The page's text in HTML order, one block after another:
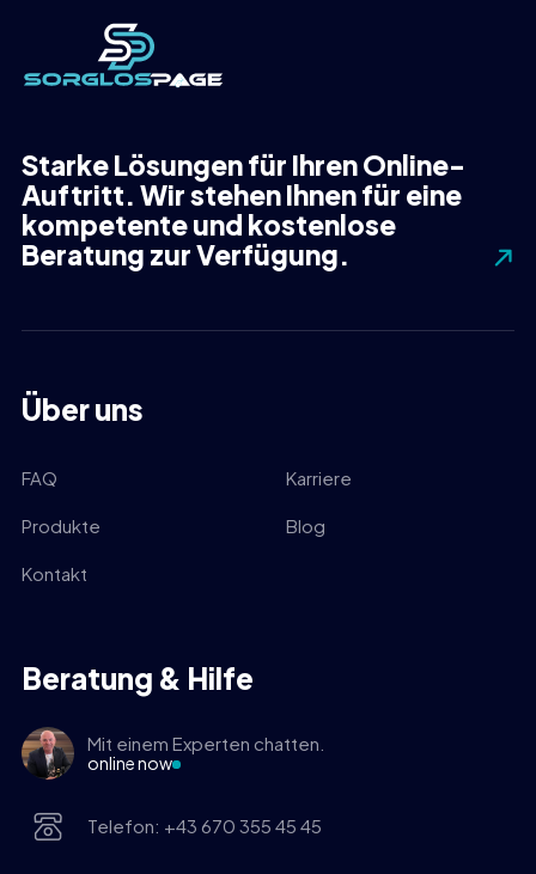
Starke Lösungen für Ihren Online-
Auftritt. Wir stehen Ihnen für eine
kompetente und kostenlose
Beratung zur Verfügung.
Über uns
FAQ Karriere
Produkte Blog
Kontakt
Beratung & Hilfe
Mit einem Experten chatten.
online now
Telefon: +43 670 355 45 45